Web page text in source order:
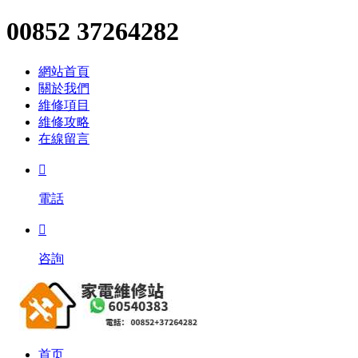
00852 37264282
網站首頁
關於我們
維修項目
維修攻略
在線留言

電話

咨詢
首页